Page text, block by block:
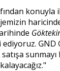
konuyla
ediyoruz.
sunmayı